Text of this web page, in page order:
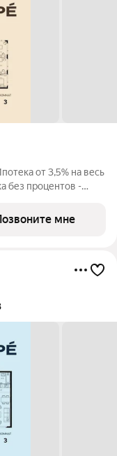
от 3,5% на весь
без процентов -
площадь - 91.4 м2 на
мне